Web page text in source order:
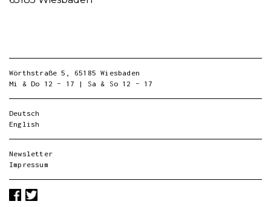
Wörthstraße 5, 65185 Wiesbaden
Mi & Do 12 – 17 | Sa & So 12 – 17
Deutsch
English
Newsletter
Impressum